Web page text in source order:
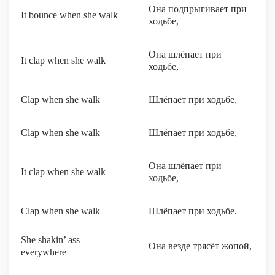
It bounce when she walk
Она подпрыгивает при
ходьбе,
It clap when she walk
Она шлёпает при
ходьбе,
Clap when she walk Шлёпает при ходьбе,
Clap when she walk Шлёпает при ходьбе,
It clap when she walk
Она шлёпает при
ходьбе,
Clap when she walk Шлёпает при ходьбе.
She shakin’ ass
everywhere
Она везде трясёт жопой,